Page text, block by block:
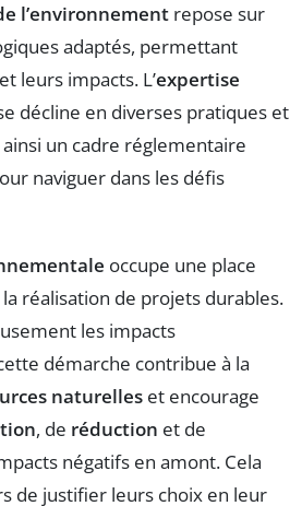
l’environnement repose sur
adaptés, permettant
leurs impacts. L’expertise
décline en diverses pratiques et
un cadre réglementaire
naviguer dans les défis
occupe une place
réalisation de projets durables.
les impacts
démarche contribue à la
naturelles et encourage
, de réduction et de
négatifs en amont. Cela
de justifier leurs choix en leur